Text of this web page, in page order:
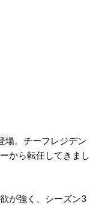
場。チーフレジデン
から転任してきまし
が強く、シーズン3